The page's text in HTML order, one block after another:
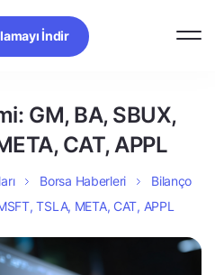
İndir
GM, BA, SBUX,
CAT, APPL
Borsa Haberleri
Bilanço
TSLA, META, CAT, APPL